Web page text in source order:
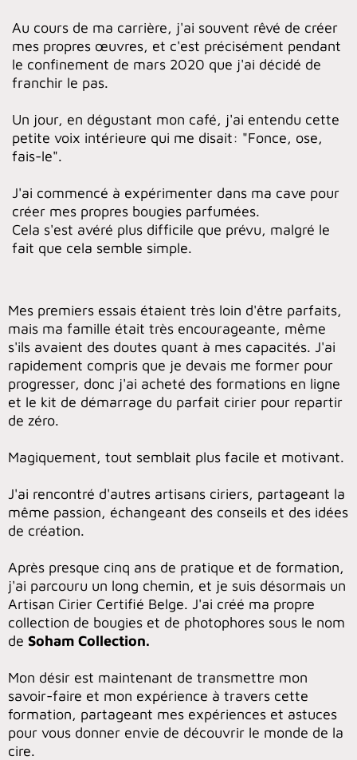
Au cours de ma carrière, j'ai souvent rêvé de créer
mes propres œuvres, et c'est précisément pendant
le confinement de mars 2020 que j'ai décidé de
franchir le pas.
Un jour, en dégustant mon café, j'ai entendu cette
petite voix intérieure qui me disait: "Fonce, ose,
fais-le".
J'ai commencé à expérimenter dans ma cave pour
créer mes propres bougies parfumées.
Cela s'est avéré plus difficile que prévu, malgré le
fait que cela semble simple.
Mes premiers essais étaient très loin d'être parfaits,
mais ma famille était très encourageante, même
s'ils avaient des doutes quant à mes capacités. J'ai
rapidement compris que je devais me former pour
progresser, donc j'ai acheté des formations en ligne
et le kit de démarrage du parfait cirier pour repartir
de zéro.
Magiquement, tout semblait plus facile et motivant.
J'ai rencontré d'autres artisans ciriers, partageant la
même passion, échangeant des conseils et des idées
de création.
Après presque cinq ans de pratique et de formation,
j'ai parcouru un long chemin, et je suis désormais un
Artisan Cirier Certifié Belge. J'ai créé ma propre
collection de bougies et de photophores sous le nom
de Soham Collection.
Mon désir est maintenant de transmettre mon
savoir-faire et mon expérience à travers cette
formation, partageant mes expériences et astuces
pour vous donner envie de découvrir le monde de la
cire.